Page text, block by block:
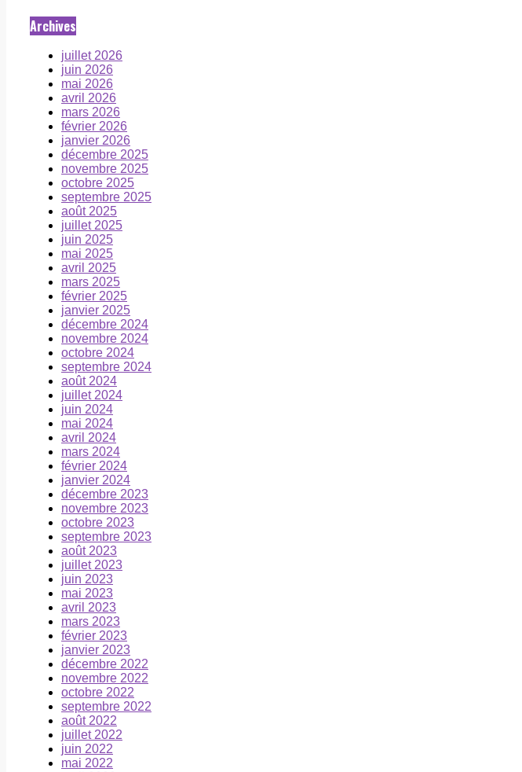
Archives
juillet 2026
juin 2026
mai 2026
avril 2026
mars 2026
février 2026
janvier 2026
décembre 2025
novembre 2025
octobre 2025
septembre 2025
août 2025
juillet 2025
juin 2025
mai 2025
avril 2025
mars 2025
février 2025
janvier 2025
décembre 2024
novembre 2024
octobre 2024
septembre 2024
août 2024
juillet 2024
juin 2024
mai 2024
avril 2024
mars 2024
février 2024
janvier 2024
décembre 2023
novembre 2023
octobre 2023
septembre 2023
août 2023
juillet 2023
juin 2023
mai 2023
avril 2023
mars 2023
février 2023
janvier 2023
décembre 2022
novembre 2022
octobre 2022
septembre 2022
août 2022
juillet 2022
juin 2022
mai 2022